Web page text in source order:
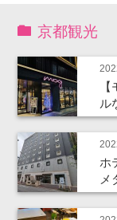
京都観光
ル
ホ
メ